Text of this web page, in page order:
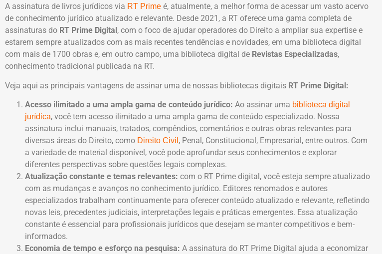
A assinatura de livros jurídicos via RT Prime é, atualmente, a melhor forma de acessar um vasto acervo
de conhecimento jurídico atualizado e relevante. Desde 2021, a RT oferece uma gama completa de
assinaturas do RT Prime Digital , com o foco de ajudar operadores do Direito a ampliar sua expertise e
estarem sempre atualizados com as mais recentes tendências e novidades, em uma biblioteca digital
com mais de 1700 obras e, em outro campo, uma biblioteca digital de Revistas Especializadas,
conhecimento tradicional publicada na RT.
Veja aqui as principais vantagens de assinar uma de nossas bibliotecas digitais RT Prime Digital:
Acesso ilimitado a uma ampla gama de conteúdo jurídico: Ao assinar uma biblioteca digital
jurídica, você tem acesso ilimitado a uma ampla gama de conteúdo especializado. Nossa
assinatura inclui manuais, tratados, compêndios, comentários e outras obras relevantes para
diversas áreas do Direito, como Direito Civil , Penal, Constitucional, Empresarial, entre outros. Com
a variedade de material disponível, você pode aprofundar seus conhecimentos e explorar
diferentes perspectivas sobre questões legais complexas.
Atualização constante e temas relevantes: com o RT Prime digital, você esteja sempre atualizado
com as mudanças e avanços no conhecimento jurídico. Editores renomados e autores
especializados trabalham continuamente para oferecer conteúdo atualizado e relevante, refletindo
novas leis, precedentes judiciais, interpretações legais e práticas emergentes. Essa atualização
constante é essencial para profissionais jurídicos que desejam se manter competitivos e bem-
informados.
Economia de tempo e esforço na pesquisa: A assinatura do RT Prime Digital ajuda a economizar